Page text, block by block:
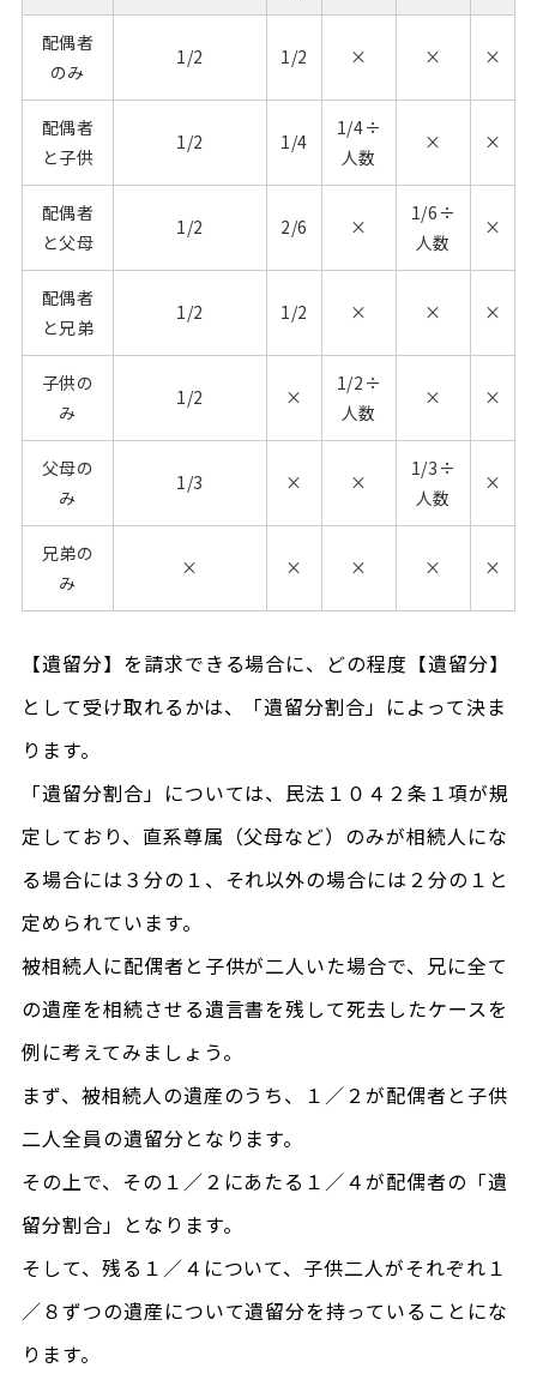
配偶者
のみ
1/2 1/2 × × ×
配偶者
と子供
1/2 1/4
1/4÷
人数
× ×
配偶者
と父母
1/2 2/6 ×
1/6÷
人数
×
配偶者
と兄弟
1/2 1/2 × × ×
子供の
み
1/2 ×
1/2÷
人数
× ×
父母の
み
1/3 × ×
1/3÷
人数
×
兄弟の
み
× × × × ×
【遺留分】を請求できる場合に、どの程度【遺留分】
として受け取れるかは、「遺留分割合」によって決ま
ります。
「遺留分割合」については、民法１０４２条１項が規
定しており、直系尊属（父母など）のみが相続人にな
る場合には３分の１、それ以外の場合には２分の１と
定められています。
被相続人に配偶者と子供が二人いた場合で、兄に全て
の遺産を相続させる遺言書を残して死去したケースを
例に考えてみましょう。
まず、被相続人の遺産のうち、１／２が配偶者と子供
二人全員の遺留分となります。
その上で、その１／２にあたる１／４が配偶者の「遺
留分割合」となります。
そして、残る１／４について、子供二人がそれぞれ１
／８ずつの遺産について遺留分を持っていることにな
ります。